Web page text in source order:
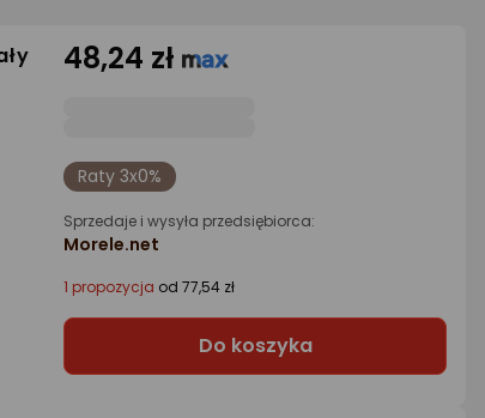
48,24 zł
Raty 3x0%
Sprzedaje i wysyła przedsiębiorca:
Morele.net
1 propozycja od 77,54 zł
Do koszyka